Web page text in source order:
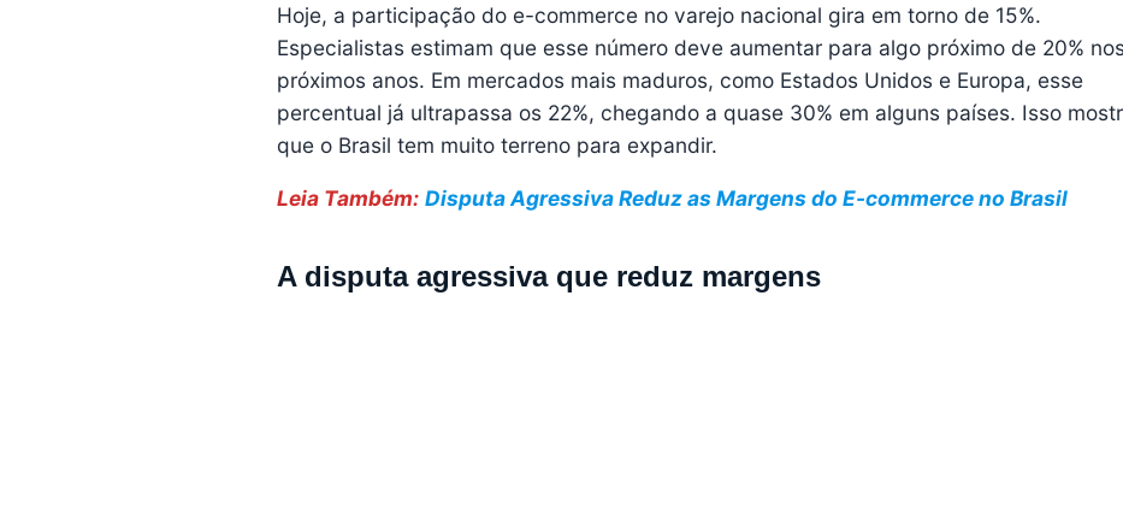
Hoje, a participação do e-commerce no varejo nacional gira em torno de 15%.
Especialistas estimam que esse número deve aumentar para algo próximo de 20% nos
próximos anos. Em mercados mais maduros, como Estados Unidos e Europa, esse
percentual já ultrapassa os 22%, chegando a quase 30% em alguns países. Isso
que o Brasil tem muito terreno para expandir.
Leia Também: Disputa Agressiva Reduz as Margens do E-commerce no Brasil
A disputa agressiva que reduz margens